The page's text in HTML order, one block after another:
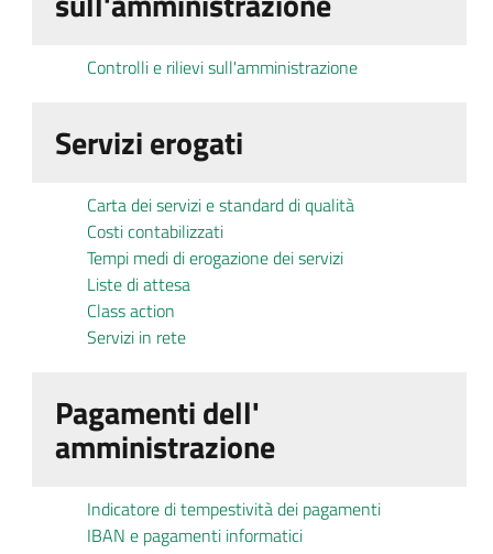
Controlli e rilievi sull'amministrazione
Servizi erogati
Carta dei servizi e standard di qualità
Costi contabilizzati
Tempi medi di erogazione dei servizi
Liste di attesa
Class action
Servizi in rete
Pagamenti dell'
amministrazione
Indicatore di tempestività dei pagamenti
IBAN e pagamenti informatici